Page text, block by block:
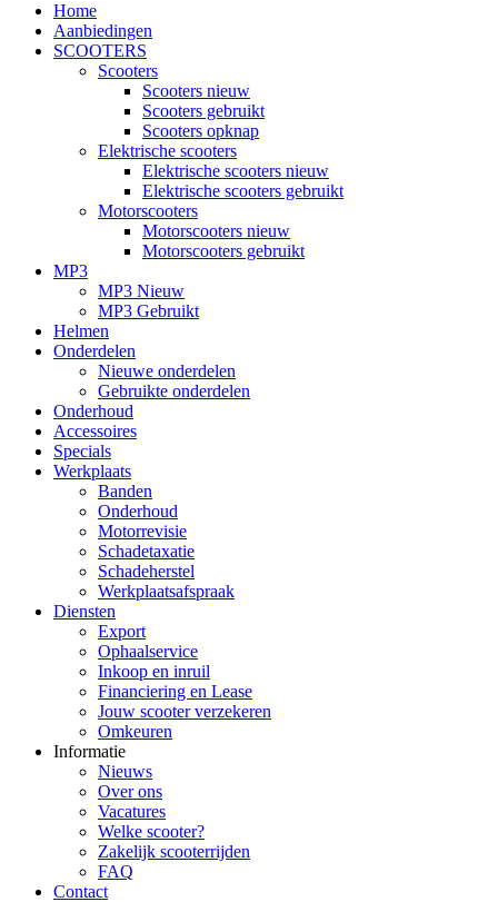
Home
Aanbiedingen
SCOOTERS
Scooters
Scooters nieuw
Scooters gebruikt
Scooters opknap
Elektrische scooters
Elektrische scooters nieuw
Elektrische scooters gebruikt
Motorscooters
Motorscooters nieuw
Motorscooters gebruikt
MP3
MP3 Nieuw
MP3 Gebruikt
Helmen
Onderdelen
Nieuwe onderdelen
Gebruikte onderdelen
Onderhoud
Accessoires
Specials
Werkplaats
Banden
Onderhoud
Motorrevisie
Schadetaxatie
Schadeherstel
Werkplaatsafspraak
Diensten
Export
Ophaalservice
Inkoop en inruil
Financiering en Lease
Jouw scooter verzekeren
Omkeuren
Informatie
Nieuws
Over ons
Vacatures
Welke scooter?
Zakelijk scooterrijden
FAQ
Contact